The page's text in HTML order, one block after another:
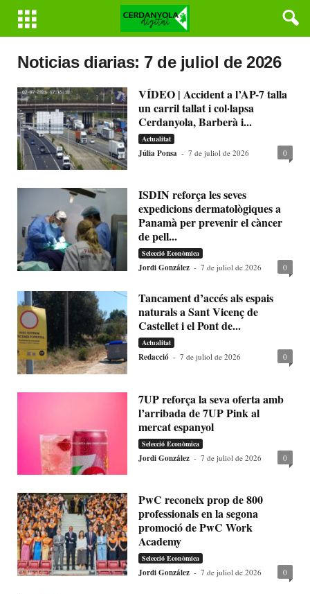
Noticias diarias: 7 de juliol de 2026
VÍDEO | Accident a l’AP-7 talla
un carril tallat i col·lapsa
Cerdanyola, Barberà i...
Actualitat
Júlia Ponsa - 7 de juliol de 2026 0
ISDIN reforça les seves
expedicions dermatològiques a
Panamà per prevenir el càncer
de pell...
Selecció Econòmica
Jordi González - 7 de juliol de 2026 0
Tancament d’accés als espais
naturals a Sant Vicenç de
Castellet i el Pont de...
Actualitat
Redacció - 7 de juliol de 2026 0
7UP reforça la seva oferta amb
l’arribada de 7UP Pink al
mercat espanyol
Selecció Econòmica
Jordi González - 7 de juliol de 2026 0
PwC reconeix prop de 800
professionals en la segona
promoció de PwC Work
Academy
Selecció Econòmica
Jordi González - 7 de juliol de 2026 0